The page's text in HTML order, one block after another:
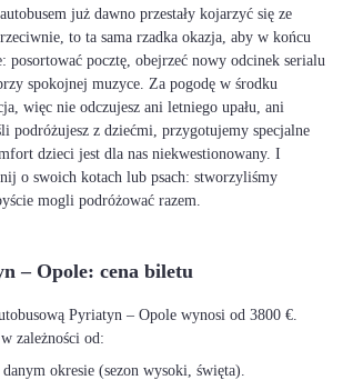
już dawno przestały kojarzyć się ze
to ta sama rzadka okazja, aby w końcu
posortować pocztę, obejrzeć nowy odcinek serialu
spokojnej muzyce. Za pogodę w środku
więc nie odczujesz ani letniego upału, ani
podróżujesz z dziećmi, przygotujemy specjalne
dzieci jest dla nas niekwestionowany. I
o swoich kotach lub psach: stworzyliśmy
mogli podróżować razem.
– Opole: cena biletu
Pyriatyn – Opole wynosi od 3800 €.
zależności od:
okresie (sezon wysoki, święta).